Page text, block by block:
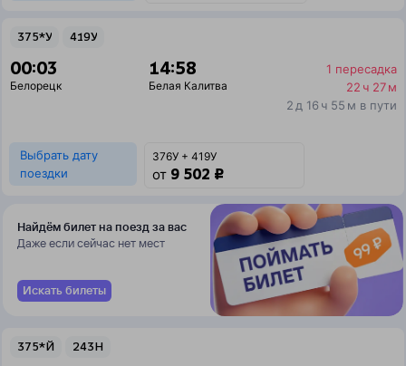
375*У 419У
00:03
Белорецк
14:58
Белая Калитва
1 пересадка
22 ч 27 м
2 д 16 ч 55 м в пути
Выбрать дату
поездки
376У + 419У
от 9 502 ₽
Найдём билет на поезд за вас
Даже если сейчас нет мест
Искать билеты
375*Й 243Н